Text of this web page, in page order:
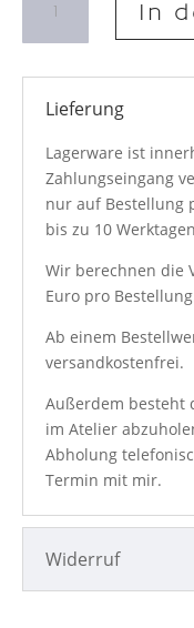
June
´s
In
Lieferung
Lagerware ist
Zahlungseingang
nur auf Bestellung
bis zu 10
Wir berechnen die
Euro pro
Ab einem
versandkostenfrei.
Außerdem besteht
im Atelier
Abholung
Termin mit mir.
Widerruf